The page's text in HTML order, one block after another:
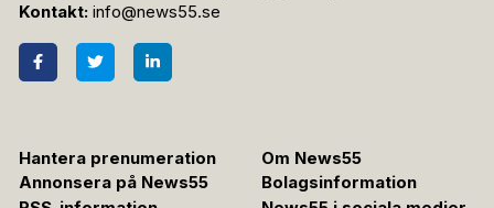
Kontakt: info@news55.se
Hantera prenumeration
Om News55
Annonsera på News55
Bolagsinformation